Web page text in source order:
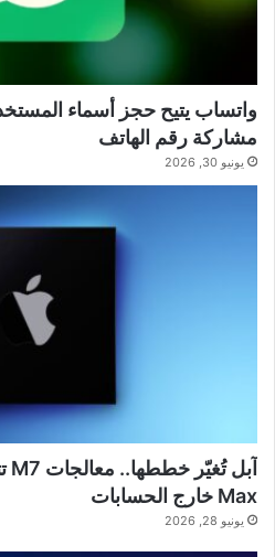
واتساب يتيح حجز أسماء
مشاركة رقم الهاتف
يونيو 30, 2026
Max خارج الحسابات
يونيو 28, 2026